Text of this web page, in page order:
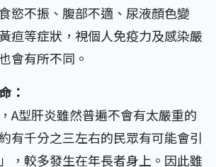
慾不振、腹部不適、尿液顏色變
疸等症狀，視個人免疫力及感染嚴
會有所不同。
：
A型肝炎雖然普遍不會有太嚴重的
有千分之三左右的民眾有可能會引
，較多發生在年長者身上。因此雖